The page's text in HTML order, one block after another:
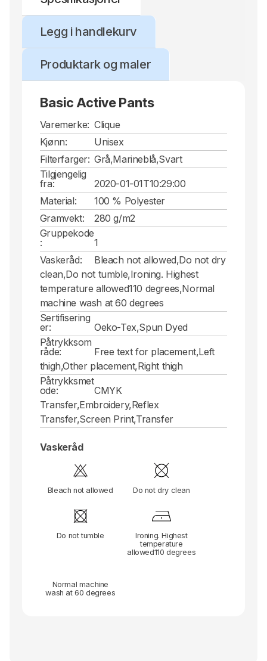
Legg i handlekurv
Produktark og maler
Basic Active Pants
Varemerke: Clique
Kjønn:
Unisex
Filterfarger: Grå,Marineblå,Svart
Tilgjengelig
fra:
2020-01-01T10:29:00
Material:
100 % Polyester
Gramvekt:
280 g/m2
Gruppekode
:
1
Vaskeråd:
Bleach not allowed,Do not dry
clean,Do not tumble,Ironing. Highest
temperature allowed110 degrees,Normal
machine wash at 60 degrees
Sertifisering
er:
Oeko-Tex,Spun Dyed
Påtrykksom
råde:
Free text for placement,Left
thigh,Other placement,Right thigh
Påtrykksmet
ode:
CMYK
Transfer,Embroidery,Reflex
Transfer,Screen Print,Transfer
Vaskeråd
Bleach not allowed Do not dry clean
Do not tumble
Ironing. Highest
temperature
allowed110 degrees
Normal machine
wash at 60 degrees